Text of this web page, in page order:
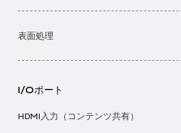
表面処理
I/Oポート
HDMI入力（コンテンツ共有）